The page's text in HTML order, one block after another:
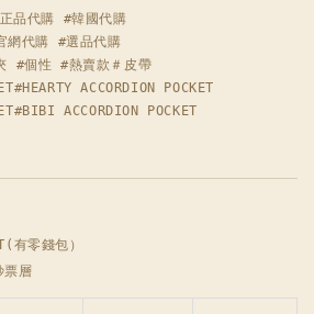
品代購 #韓國代購
代購 #選品代購
#個性 #熱賣款＃皮帶
ACCORDION POCKET
ACCORDION POCKET
有零錢包）
票層